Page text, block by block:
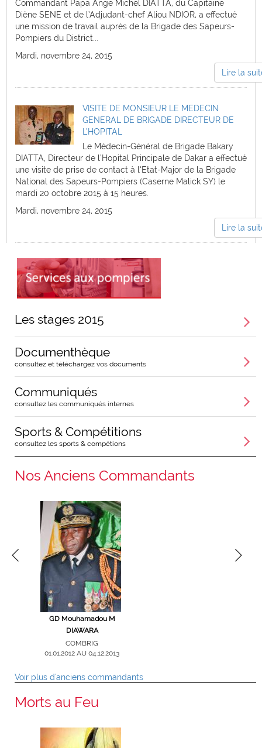
Commandant Papa Ange Michel DIATTA, du Capitaine
Diène SENE et de l’Adjudant-chef Aliou NDIOR, a effectué
une mission de travail auprès de la Brigade des Sapeurs-
Pompiers du District...
Mardi, novembre 24, 2015
Lire la
VISITE DE MONSIEUR LE MEDECIN
GENERAL DE BRIGADE DIRECTEUR DE
L’HOPITAL
Le Médecin-Général de Brigade Bakary
DIATTA, Directeur de l’Hopital Principale de Dakar a effectué
une visite de prise de contact à l’Etat-Major de la Brigade
National des Sapeurs-Pompiers (Caserne Malick SY) le
mardi 20 octobre 2015 à 15 heures.
Mardi, novembre 24, 2015
Lire la
Les stages 2015
Documenthèque
consultez et téléchargez vos documents
Communiqués
consultez les communiqués internes
Sports & Compétitions
consultez les sports & compétions
Nos Anciens Commandants
GD Mouhamadou M
DIAWARA
COMBRIG
01.01.2012 AU 04.12.2013
Voir plus d'anciens commandants
Morts au Feu